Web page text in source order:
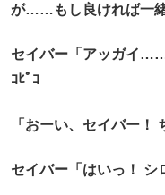
が……もし良ければ一緒
セイバー「アッガイ
ｺﾋﾟｺ
「おーい、セイバー！
セイバー「はいっ！ シ